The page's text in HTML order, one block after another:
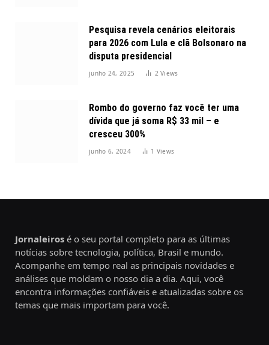
Pesquisa revela cenários eleitorais
para 2026 com Lula e clã Bolsonaro na
disputa presidencial
junho 24, 2025 2Views
Rombo do governo faz você ter uma
dívida que já soma R$ 33 mil – e
cresceu 300%
junho 6, 2024 1 Views
Jornaleiros é o seu portal completo para as últimas
notícias sobre tecnologia, política, Brasil e mundo.
Acompanhe em tempo real as principais novidades e
análises que moldam o nosso dia a dia. Aqui, você
encontra informações confiáveis e atualizadas sobre os
temas que mais importam para você.